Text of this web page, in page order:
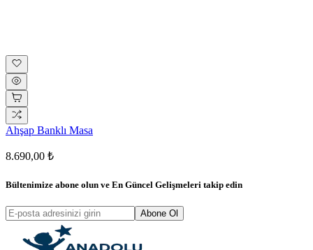
Ahşap Banklı Masa
8.690,00 ₺
Bültenimize abone olun ve En Güncel Gelişmeleri takip edin
Abone Ol